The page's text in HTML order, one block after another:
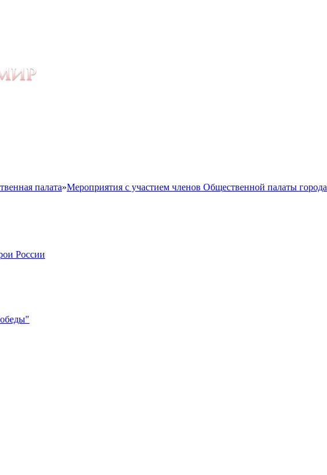
палата»Мероприятия с участием членов Общественной палаты города
России